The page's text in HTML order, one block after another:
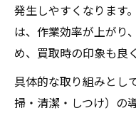
発生しやすくなります
は、作業効率が上がり
め、買取時の印象も良
具体的な取り組みとし
掃・清潔・しつけ）の